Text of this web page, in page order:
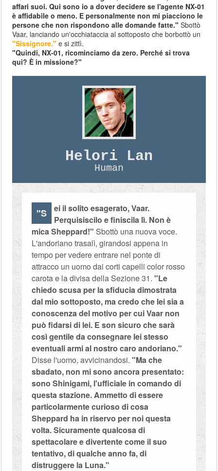
affari suoi. Qui sono io a dover decidere se l'agente NX-01
è affidabile o meno. E personalmente non mi piacciono le
persone che non rispondono alle domande fatte." Sbottò
Vaar, lanciando un'occhiataccia al sottoposto che borbottò un
"Sissignore." e si zittì.
"Quindi, NX-01, ricominciamo da zero. Perché si trova
qui? È in missione?"
Helori Lan
Human
"S
ei il solito esagerato, Vaar.
Perquisiscilo e finiscila lì. Non è
mica Sheppard!" Sbottò una nuova voce.
L'andoriano trasalì, girandosi appena in
tempo per vedere entrare nel ponte di
attracco un uomo dai corti capelli color rosso
carota e la divisa della Sezione 31."Le
chiedo scusa per la sfiducia dimostrata
dal mio sottoposto, ma credo che lei sia a
conoscenza del motivo per cui Vaar non
può fidarsi di lei. E son sicuro che sarà
così gentile da consegnare lei stesso
eventuali armi al nostro caro andoriano."
Disse l'uomo, avvicinandosi."Ma che
sbadato, non mi sono ancora presentato:
sono Shinigami, l'ufficiale in comando di
questa stazione. Ammetto di essere
particolarmente curioso di cosa
Sheppard ha in riservo per noi questa
volta. Sicuramente qualcosa di
spettacolare e divertente come il suo
tentativo, di qualche anno fa, di
distruggere la Luna."